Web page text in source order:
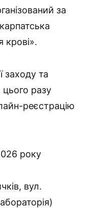
за
крові».
заходу та
разу
реєстрацію
року
вул.